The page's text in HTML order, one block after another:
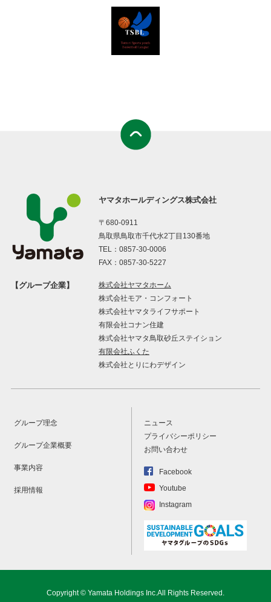
【グループ企業】
ヤマタホールディングス株式会社
〒680-0911
鳥取県鳥取市千代水2丁目130番地
TEL： 0857-30-0006
FAX：0857-30-5227
株式会社ヤマタホーム
株式会社モア・コンフォート
株式会社ヤマタライフサポート
有限会社コナン住建
株式会社ヤマタ鳥取砂丘ステイション
有限会社ふくた
株式会社とりにわデザイン
グループ理念
グループ企業概要
事業内容
採用情報
ニュース
プライバシーポリシー
お問い合わせ
Facebook
Youtube
Instagram
Copyright © Yamata Holdings Inc.All Rights Reserved.